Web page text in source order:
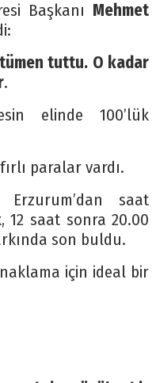
Başkanı Mehmet
tuttu. O kadar
.
elinde 100’lük
paralar vardı.
Erzurum’dan saat
12 saat sonra 20.00
son buldu.
için ideal bir